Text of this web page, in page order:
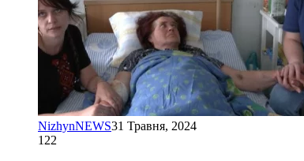
NizhynNEWS31 Травня, 2024
122